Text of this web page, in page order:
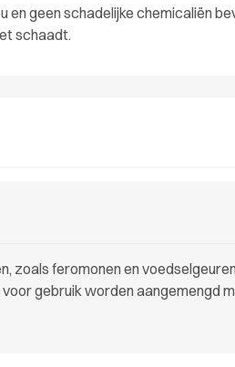
geen schadelijke chemicaliën
schaadt.
zoals feromonen en
gebruik worden aangemengd